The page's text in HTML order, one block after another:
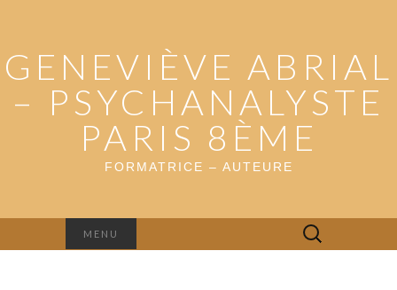
GENEVIÈVE ABRIAL
– PSYCHANALYSTE
PARIS 8ÈME
FORMATRICE – AUTEURE
MENU Rechercher :